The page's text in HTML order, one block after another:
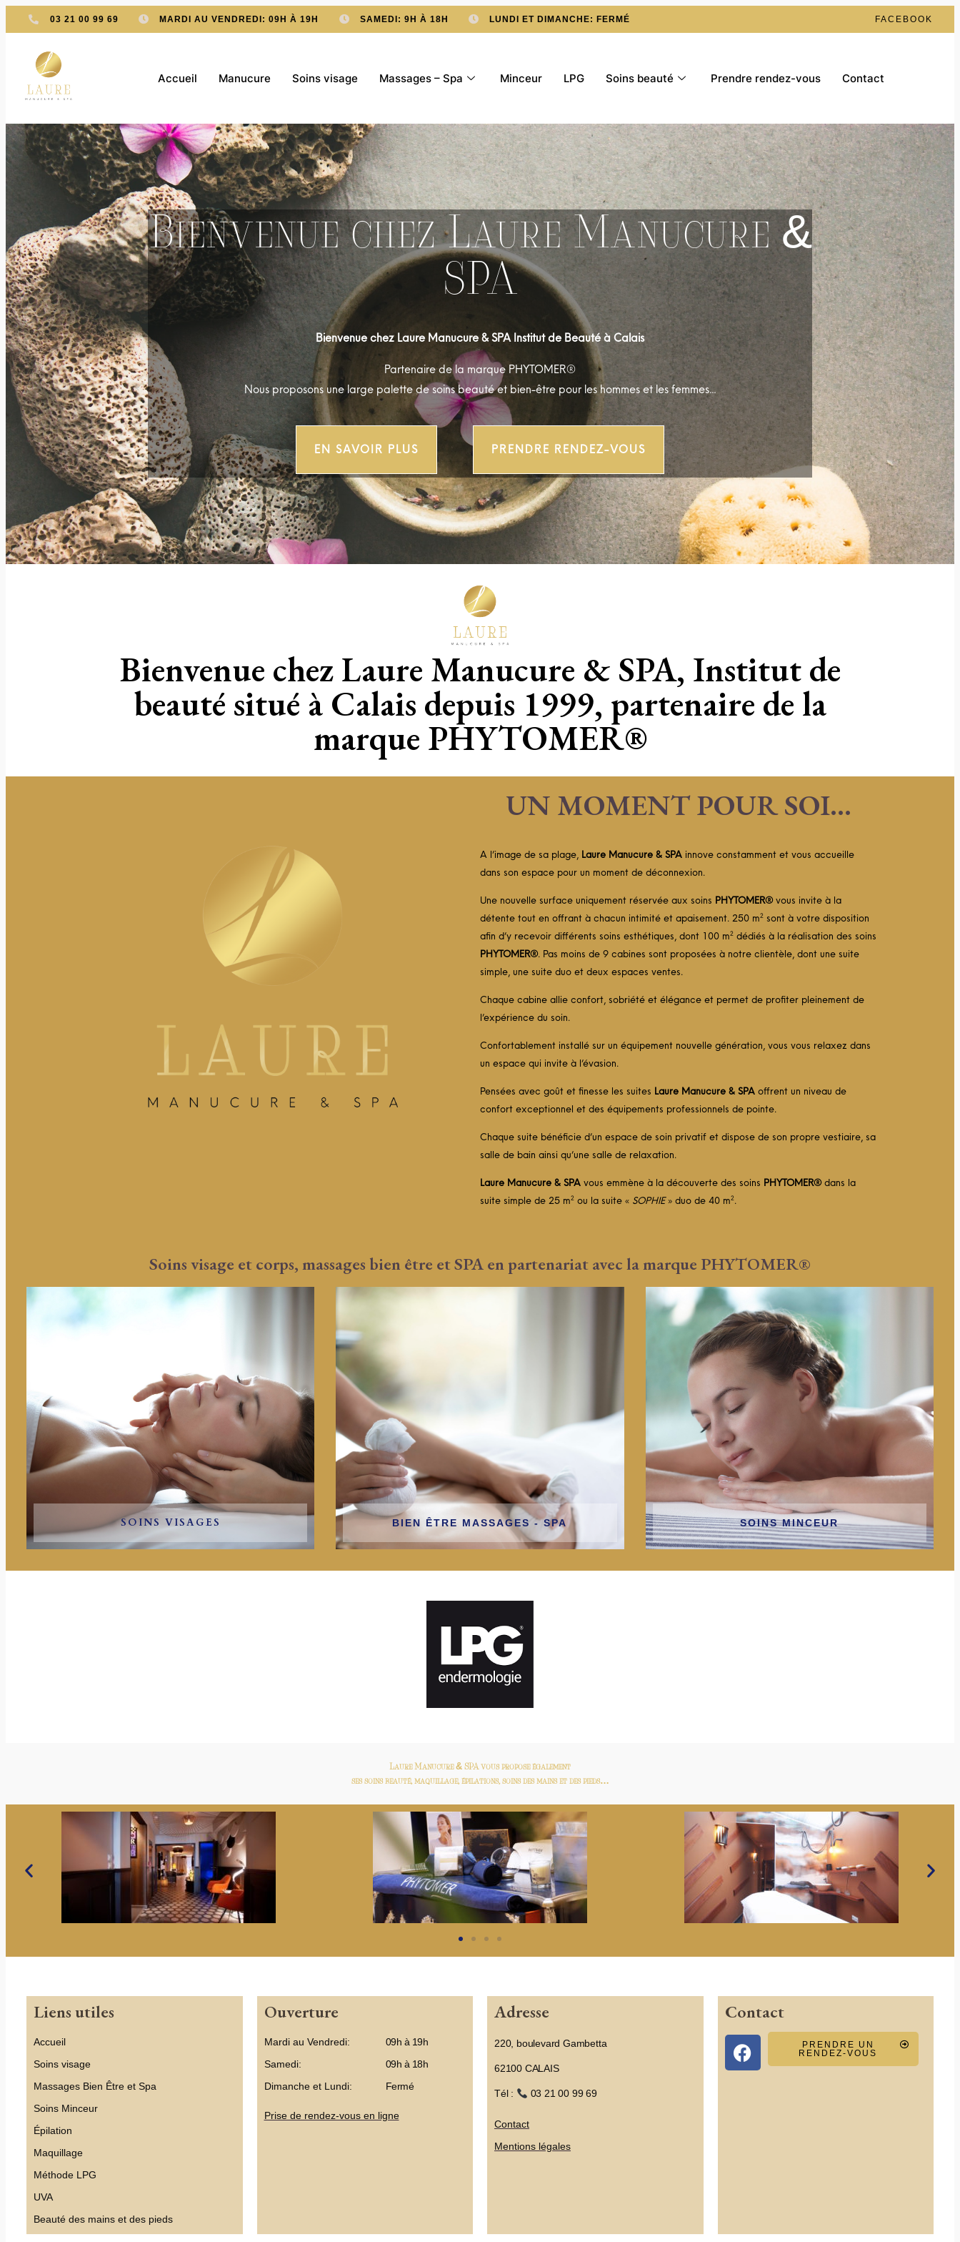
03 21 00 99 69 MARDI AU VENDREDI: 09H À 19H SAMEDI: 9H À 18H LUNDI ET DIMANCHE: FERMÉ FACEBOOK
Accueil Manucure Soins visage Massages – Spa Minceur LPG Soins beauté Prendre rendez-vous Contact
Bienvenue chez Laure Manucure &
SPA
Bienvenue chez Laure Manucure & SPA Institut de Beauté à Calais
Partenaire de la marque PHYTOMER®
Nous proposons une large palette de soins beauté et bien-être pour les hommes et les femmes…
EN SAVOIR PLUS PRENDRE RENDEZ-VOUS
Bienvenue chez Laure Manucure & SPA, Institut de
beauté situé à Calais depuis 1999, partenaire de la
marque PHYTOMER®
UN MOMENT POUR SOI…
A l’image de sa plage, Laure Manucure & SPA innove constamment et vous accueille
dans son espace pour un moment de déconnexion.
Une nouvelle surface uniquement réservée aux soins PHYTOMER®vous invite à la
détente tout en offrant à chacun intimité et apaisement. 250 m² sont à votre disposition
afin d’y recevoir différents soins esthétiques, dont 100 m² dédiés à la réalisation des soins
PHYTOMER®. Pas moins de 9 cabines sont proposées à notre clientèle, dont une suite
simple, une suite duo et deux espaces ventes.
Chaque cabine allie confort, sobriété et élégance et permet de profiter pleinement de
l’expérience du soin.
Confortablement installé sur un équipement nouvelle génération, vous vous relaxez dans
un espace qui invite à l’évasion.
Pensées avec goût et finesse les suites Laure Manucure & SPA offrent un niveau de
confort exceptionnel et des équipements professionnels de pointe.
Chaque suite bénéficie d’un espace de soin privatif et dispose de son propre vestiaire, sa
salle de bain ainsi qu’une salle de relaxation.
Laure Manucure & SPA vous emmène à la découverte des soins PHYTOMER®dans la
suite simple de 25 m² ou la suite « SOPHIE» duo de 40 m².
Soins visage et corps, massages bien être et SPA en partenariat avec la marque PHYTOMER®
SOINS VISAGES BIEN ÊTRE MASSAGES - SPA SOINS MINCEUR
Laure Manucure & SPA vous propose également
ses soins beauté, maquillage, épilations,soins des mains et des pieds…
Liens utiles
Accueil
Soins visage
Massages Bien Être et Spa
Soins Minceur
Épilation
Maquillage
Méthode LPG
UVA
Beauté des mains et des pieds
Ouverture
Mardi au Vendredi:
Samedi:
Dimanche et Lundi:
09h à 19h
09h à 18h
Fermé
Prise de rendez-vous en ligne
Adresse
220, boulevard Gambetta
62100 CALAIS
Tél : 03 21 00 99 69
Contact
Mentions légales
Contact
PRENDRE UN
RENDEZ-VOUS